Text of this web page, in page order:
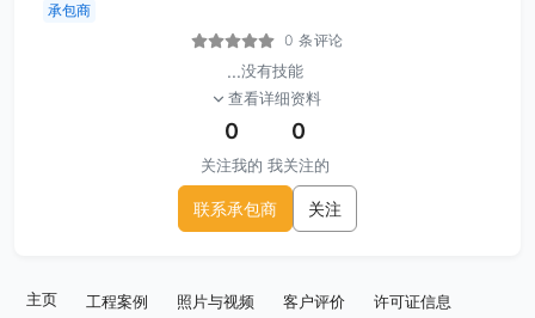
承包商
0 条评论
...没有技能
查看详细资料
0
关注我的
0
我关注的
联系承包商 关注
主页 工程案例 照片与视频 客户评价 许可证信息